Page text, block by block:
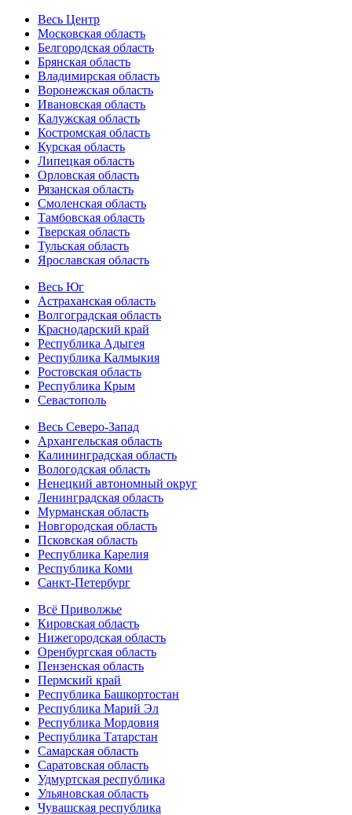
Весь Центр
Московская область
Белгородская область
Брянская область
Владимирская область
Воронежская область
Ивановская область
Калужская область
Костромская область
Курская область
Липецкая область
Орловская область
Рязанская область
Смоленская область
Тамбовская область
Тверская область
Тульская область
Ярославская область
Весь Юг
Астраханская область
Волгоградская область
Краснодарский край
Республика Адыгея
Республика Калмыкия
Ростовская область
Республика Крым
Севастополь
Весь Северо-Запад
Архангельская область
Калининградская область
Вологодская область
Ненецкий автономный округ
Ленинградская область
Мурманская область
Новгородская область
Псковская область
Республика Карелия
Республика Коми
Санкт-Петербург
Всё Приволжье
Кировская область
Нижегородская область
Оренбургская область
Пензенская область
Пермский край
Республика Башкортостан
Республика Марий Эл
Республика Мордовия
Республика Татарстан
Самарская область
Саратовская область
Удмуртская республика
Ульяновская область
Чувашская республика